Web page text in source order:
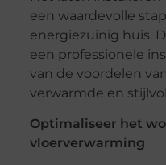
een waardevolle
energiezuinig huis.
een professionele
van de voordelen
verwarmde en
Optimaliseer het
vloerverwarming